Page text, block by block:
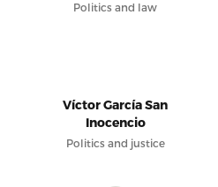
Politics and law
Víctor García San
Inocencio
Politics and justice